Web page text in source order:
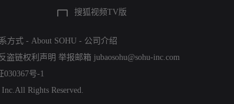
搜狐视频TV版
方式 - About SOHU - 公司介绍
盗链权利声明 举报邮箱 jubaosohu@sohu-inc.com
030367号-1
Rights Reserved.